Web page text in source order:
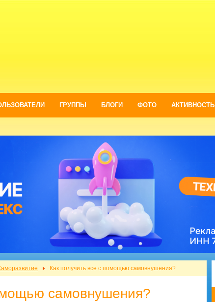
ГРУППЫ БЛОГИ ФОТО АКТИВНОСТЬ
Как получить все с помощью самовнушения?
самовнушения?